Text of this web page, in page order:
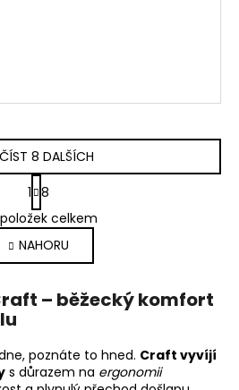
O
v
l
á
a
í
p
8 DALŠÍCH
S
t
r
á
n
k
v
í
1 8
položek celkem
NAHORU
– běžecký komfort
poznáte to hned. Craft vyvíjí
s důrazem na ergonomii